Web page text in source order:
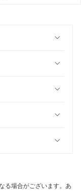
る場合がございます。あ